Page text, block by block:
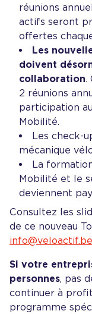
réunions
actifs seront
offertes
Les
doivent
collaboration.
2 réunions
participation
Mobilité.
Les check-
mécanique
La
Mobilité et le
deviennent
Consultez les
de ce nouveau
info@veloactif.be
Si votre
personnes, pas
continuer à
programme